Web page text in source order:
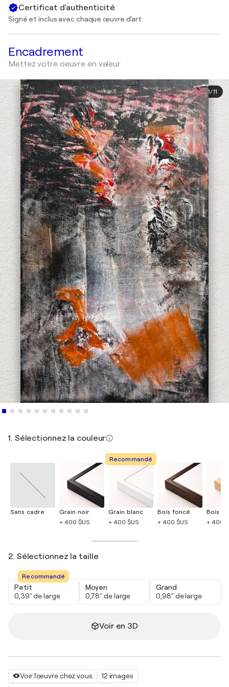
Voir l'œuvre chez vous
12 images
Certificat d'authenticité
Signé et inclus avec chaque œuvre d'art
Encadrement
Mettez votre oeuvre en valeur
1/11
1. Sélectionnez la couleur
Sans cadre
Grain noir
+ 400 $US
Recommandé
Grain blanc
+ 400 $US
Bois foncé
+ 400 $US
Bois
+ 400
2. Sélectionnez la taille
Recommandé
Petit
0,39" de large
Moyen
0,78" de large
Grand
0,98" de large
Voir en 3D